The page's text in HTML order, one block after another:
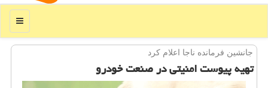
منو
جانشین فرمانده ناجا اعلام كرد
تهیه پیوست امنیتی در صنعت خودرو